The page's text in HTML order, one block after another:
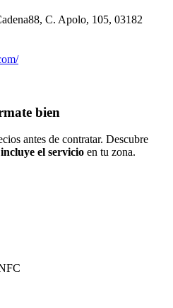
C. Apolo, 105, 03182
bien
antes de contratar. Descubre
el servicio en tu zona.